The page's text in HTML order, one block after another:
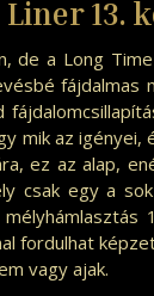
13.
de a Long
fájdalmas
mik az
ez az alap,
csak egy a
fordulhat
vagy ajak.